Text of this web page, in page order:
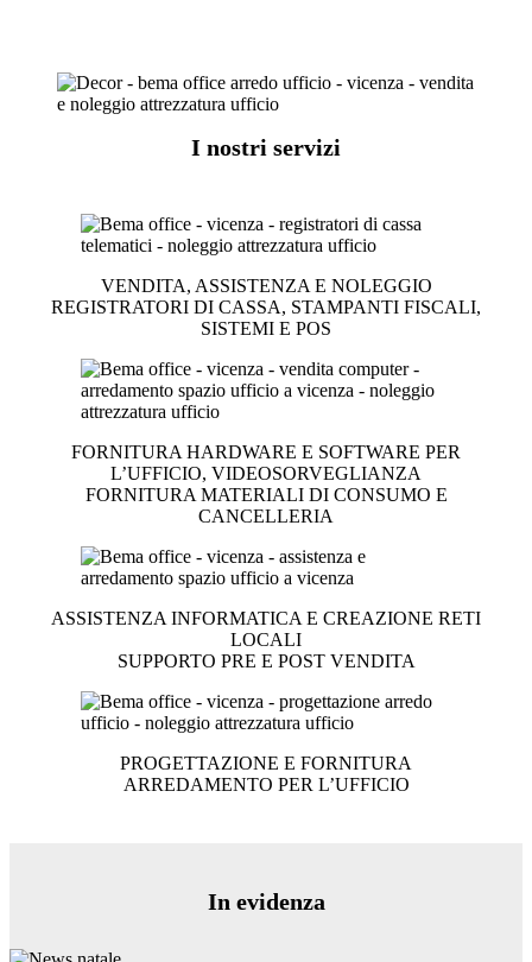
I nostri servizi
VENDITA, ASSISTENZA E NOLEGGIO
REGISTRATORI DI CASSA, STAMPANTI FISCALI,
SISTEMI E POS
FORNITURA HARDWARE E SOFTWARE PER
L’UFFICIO, VIDEOSORVEGLIANZA
FORNITURA MATERIALI DI CONSUMO E
CANCELLERIA
ASSISTENZA INFORMATICA E CREAZIONE RETI
LOCALI
SUPPORTO PRE E POST VENDITA
PROGETTAZIONE E FORNITURA
ARREDAMENTO PER L’UFFICIO
In evidenza